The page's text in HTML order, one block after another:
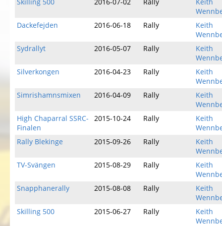
Dackefejden
2016-06-18 Rally
Keith
Sydrallyt
2016-05-07 Rally
Keith
Silverkongen
2016-04-23 Rally
Keith
Simrishamnsmixen
2016-04-09 Rally
Keith
High Chaparral SSRC-
Finalen
2015-10-24 Rally
Keith
Rally Blekinge
2015-09-26 Rally
Keith
TV-Svängen
2015-08-29 Rally
Keith
Snapphanerally
2015-08-08 Rally
Keith
Skilling 500
2015-06-27 Rally
Keith